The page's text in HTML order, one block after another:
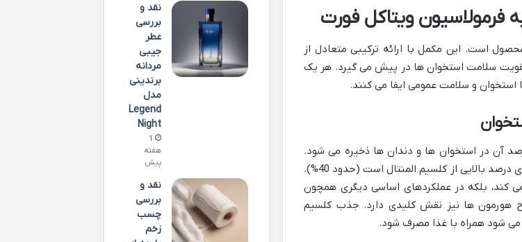
ویتاکل فورت
است. این مکمل با ارائه ترکیبی متعادل از
سلامت استخوان ها در پیش می گیرد. هر یک
استخوان و سلامت عمومی ایفا می کنند.
ترین ماده معدنی در بدن انسان است که حدود 99 درصد آن در استخوان ها و دندان ها ذخیره می شود.
کلسیم کربنات، رایج ترین فرم کلسیم مورد استفاده در مکمل ها، حاوی درصد بالایی از کلسیم المنتال است (حدود 40%).
کند، بلکه در عملکردهای اساسی دیگری همچون
هورمون ها نیز نقش کلیدی دارد. جذب کلسیم
می شود همراه با غذا مصرف شود.
نقد و
بررسی
عطر
جیبی
مردانه
برندینی
مدل
Legend
Night
1
هفته
پیش
نقد و
بررسی
چسب
زخم